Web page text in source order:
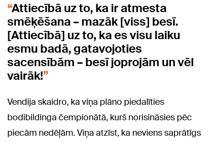
Attiecībā uz to, ka ir atmesta
smēķēšana – mazāk [viss] besī.
[Attiecībā] uz to, ka es visu laiku
esmu badā, gatavojoties
sacensībām – besī joprojām un vēl
vairāk!
Vendija skaidro, ka viņa plāno piedalīties
bodibildinga čempionātā, kurš norisināsies pēc
piecām nedēļām. Viņa atzīst, ka neviens saprātīgs